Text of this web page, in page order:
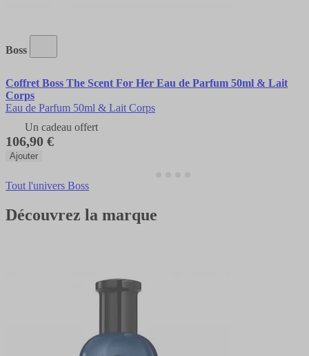
Boss
Coffret Boss The Scent For Her Eau de Parfum 50ml & Lait
Corps
Eau de Parfum 50ml & Lait Corps
Un cadeau offert
106,90 €
Ajouter
Tout l'univers Boss
Découvrez la marque